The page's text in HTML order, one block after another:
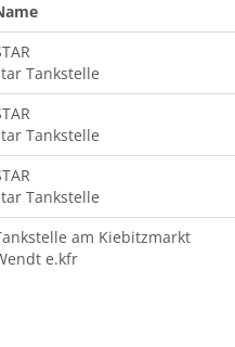
Tankstelle
Tankstelle
Tankstelle
am Kiebitzmarkt
e.kfr